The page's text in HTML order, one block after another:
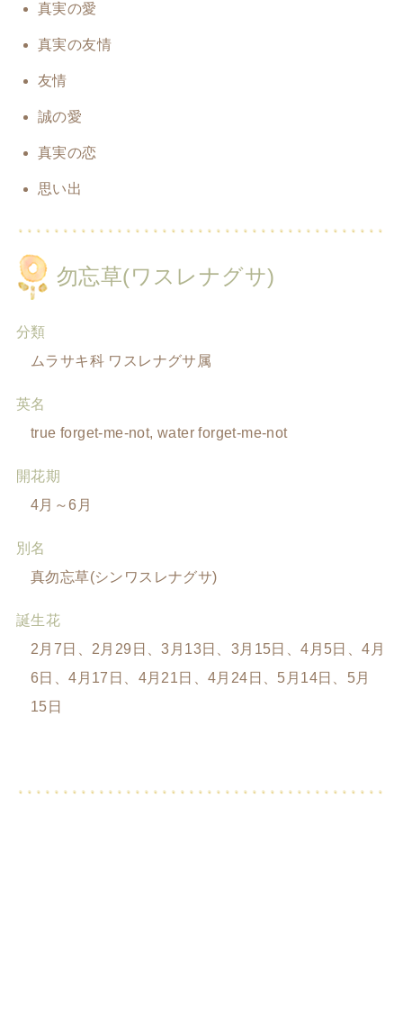
真実の愛
真実の友情
友情
誠の愛
真実の恋
思い出
勿忘草(ワスレナグサ)
分類
ムラサキ科 ワスレナグサ属
英名
true forget-me-not, water forget-me-not
開花期
4月～6月
別名
真勿忘草(シンワスレナグサ)
誕生花
2月7日、2月29日、3月13日、3月15日、4月5日、4月
6日、4月17日、4月21日、4月24日、5月14日、5月
15日